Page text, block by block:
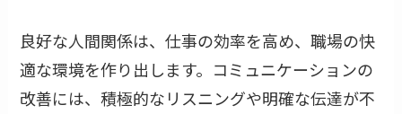
良好な人間関係は、仕事の効率を高め、職場の快
適な環境を作り出します。コミュニケーションの
改善には、積極的なリスニングや明確な伝達が不